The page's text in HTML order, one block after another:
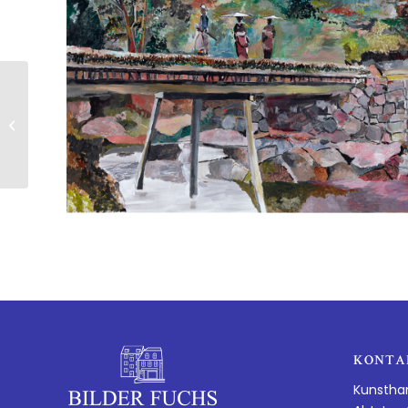
BOB DYLAN | HUNAN
PROVINCE